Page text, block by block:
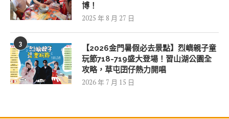
博！
2025 年 8 月 27 日
3
【2026金門暑假必去景點】烈嶼親子童
玩節718-719盛大登場！習山湖公園全
攻略，草屯囝仔熱力開唱
2026 年 7 月 15 日